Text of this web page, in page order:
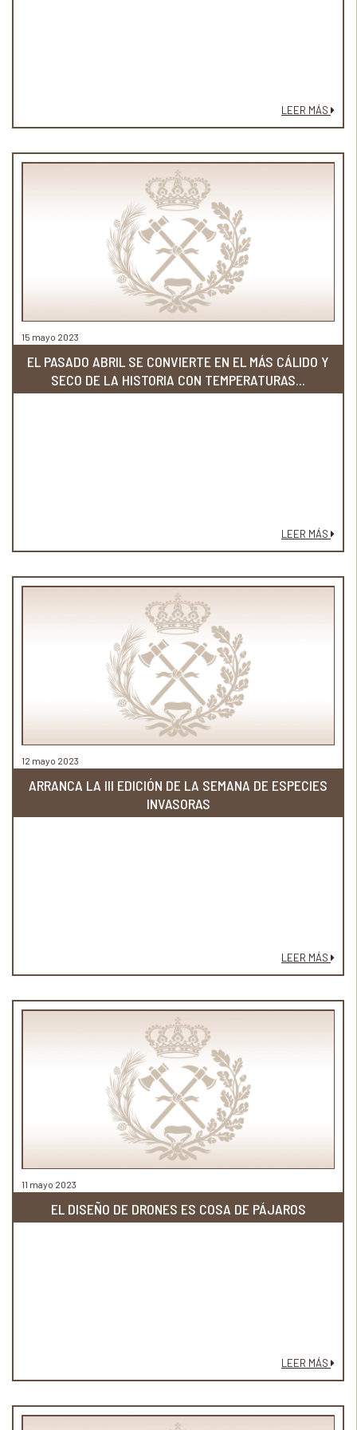
LEER MÁS
15 mayo 2023
EL PASADO ABRIL SE CONVIERTE EN EL MÁS CÁLIDO Y
SECO DE LA HISTORIA CON TEMPERATURAS...
LEER MÁS
12 mayo 2023
ARRANCA LA III EDICIÓN DE LA SEMANA DE ESPECIES
INVASORAS
LEER MÁS
11 mayo 2023
EL DISEÑO DE DRONES ES COSA DE PÁJAROS
LEER MÁS